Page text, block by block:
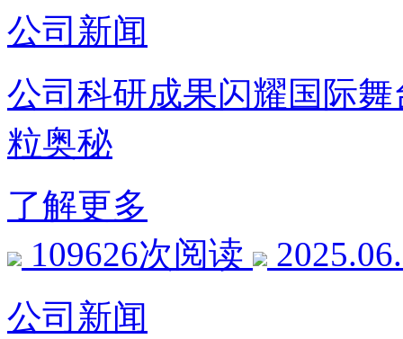
公司新闻
公司科研成果闪耀国际
粒奥秘
了解更多
109626次阅读
公司新闻